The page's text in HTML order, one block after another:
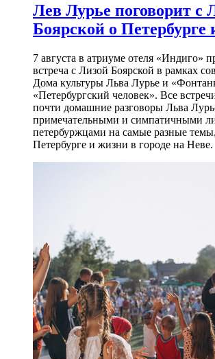
Лев Лурье поговорит с
Боярской о Петербурге
7 августа в атриуме отеля «Индиго»
встреча с Лизой Боярской в рамках
Дома культуры Льва Лурье и
«Петербургский человек». Все
почти домашние разговоры Льва
примечательными и симпатичными
петербуржцами на самые разные
Петербурге и жизни в городе на Неве.